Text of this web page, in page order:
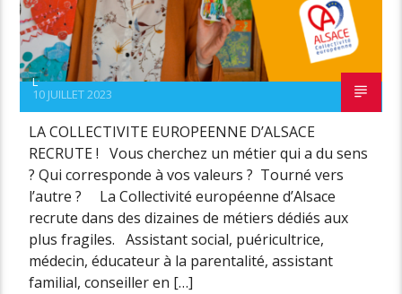
L
10 JUILLET 2023
LA COLLECTIVITE EUROPEENNE D’ALSACE
RECRUTE ! Vous cherchez un métier qui a du sens
? Qui corresponde à vos valeurs ? Tourné vers
l’autre ? La Collectivité européenne d’Alsace
recrute dans des dizaines de métiers dédiés aux
plus fragiles. Assistant social, puéricultrice,
médecin, éducateur à la parentalité, assistant
familial, conseiller en […]